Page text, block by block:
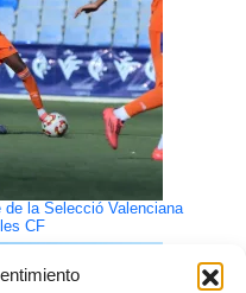
la Selecció Valenciana
CF